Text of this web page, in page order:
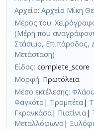
Αρχείο: Αρχείο Μίκη
Μέρος του:
(Μέρη που
Στάσιμο, Επιπάροδος,
Μετάσταση)
Είδος: complete_score
Μορφή: Πρωτόλεια
Μέσο εκτέλεσης:
Φαγκότο | Τρομπέτα|
Γκρανκάσα| Πιατίνια|
Μεταλλόφωνο |